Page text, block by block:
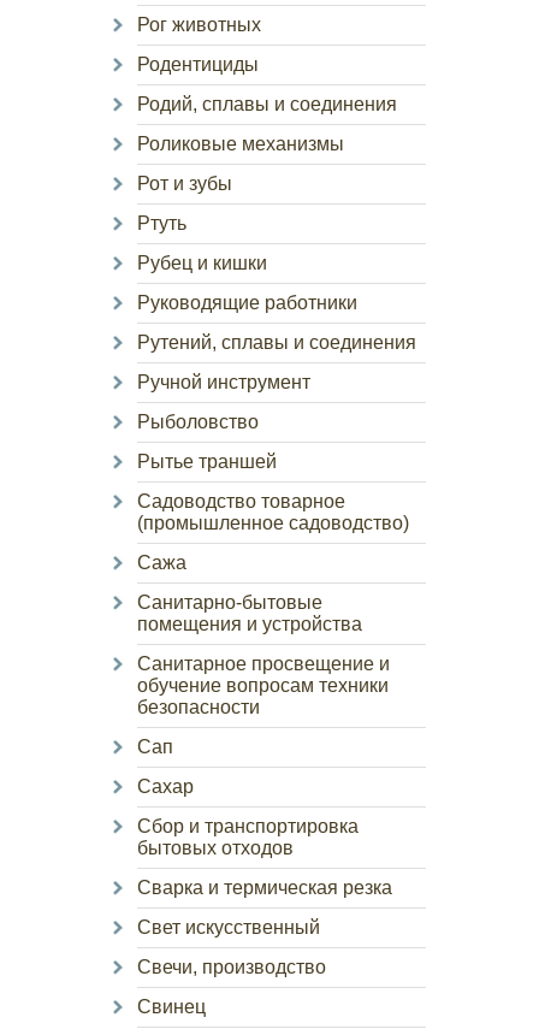
Рог животных
Родентициды
Родий, сплавы и соединения
Роликовые механизмы
Рот и зубы
Ртуть
Рубец и кишки
Руководящие работники
Рутений, сплавы и соединения
Ручной инструмент
Рыболовство
Рытье траншей
Садоводство товарное
(промышленное садоводство)
Сажа
Санитарно-бытовые
помещения и устройства
Санитарное просвещение и
обучение вопросам техники
безопасности
Сап
Сахар
Сбор и транспортировка
бытовых отходов
Сварка и термическая резка
Свет искусственный
Свечи, производство
Свинец